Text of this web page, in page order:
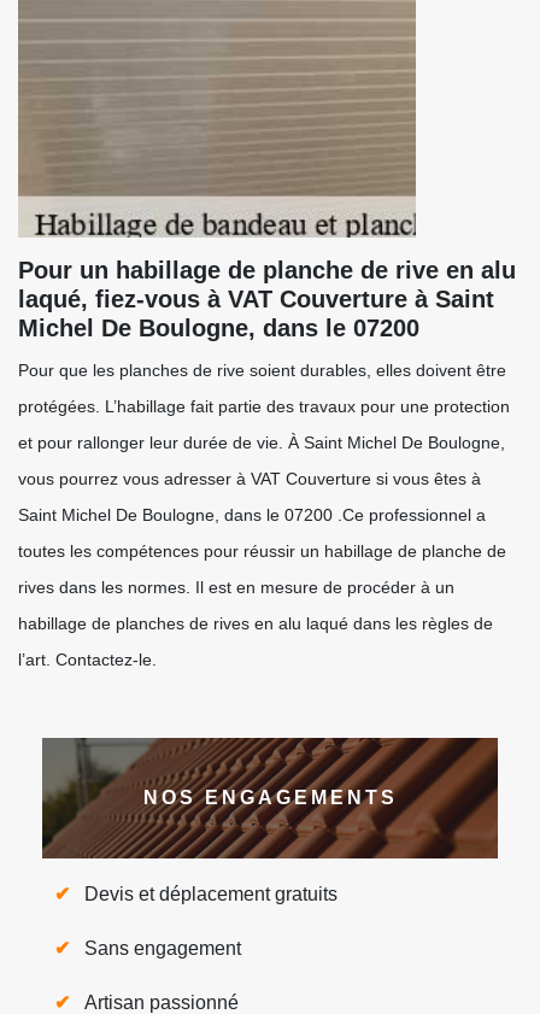
Pour un habillage de planche de rive en alu
laqué, fiez-vous à VAT Couverture à Saint
Michel De Boulogne, dans le 07200
Pour que les planches de rive soient durables, elles doivent être
protégées. L’habillage fait partie des travaux pour une protection
et pour rallonger leur durée de vie. À Saint Michel De Boulogne,
vous pourrez vous adresser à VAT Couverture si vous êtes à
Saint Michel De Boulogne, dans le 07200 .Ce professionnel a
toutes les compétences pour réussir un habillage de planche de
rives dans les normes. Il est en mesure de procéder à un
habillage de planches de rives en alu laqué dans les règles de
l’art. Contactez-le.
NOS ENGAGEMENTS
Devis et déplacement gratuits
Sans engagement
Artisan passionné